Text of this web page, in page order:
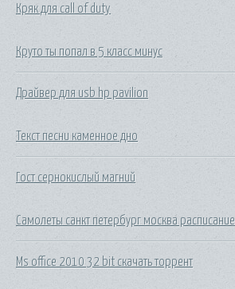
Кряк для call of duty
Круто ты попал в 5 класс минус
Драйвер для usb hp pavilion
Текст песни каменное дно
Гост сернокислый магний
Самолеты санкт петербург москва расписание
Ms office 2010 32 bit скачать торрент